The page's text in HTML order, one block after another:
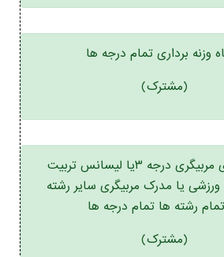
وزنه برداری تمام درجه ها
(مشترک)
دروس تئوری مربیگری درجه ۳یا لیسانس تربیت
ورزشی یا مدرک مربیگری سایر رشته
رشته ها تمام درجه ها
(مشترک)